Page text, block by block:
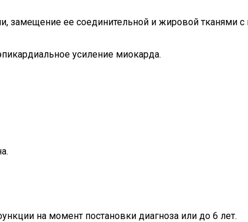
замещение ее соединительной и жировой
усиление миокарда.
на момент постановки диагноза или до 6 лет.